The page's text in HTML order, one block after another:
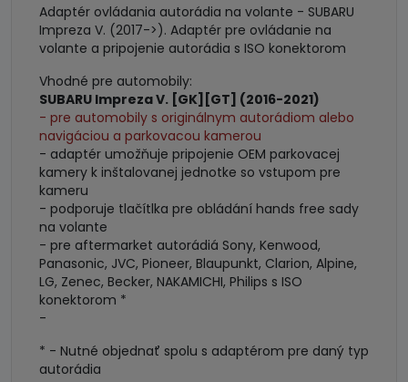
Adaptér ovládania autorádia na volante - SUBARU
Impreza V. (2017->). Adaptér pre ovládanie na
volante a pripojenie autorádia s ISO konektorom
Vhodné pre automobily:
SUBARU Impreza V. [GK][GT] (2016-2021)
- pre automobily s originálnym autorádiom alebo
navigáciou a parkovacou kamerou
- adaptér umožňuje pripojenie OEM parkovacej
kamery k inštalovanej jednotke so vstupom pre
kameru
- podporuje tlačítlka pre obládání hands free sady
na volante
- pre aftermarket autorádiá Sony, Kenwood,
Panasonic, JVC, Pioneer, Blaupunkt, Clarion, Alpine,
LG, Zenec, Becker, NAKAMICHI, Philips s ISO
konektorom *
-
* - Nutné objednať spolu s adaptérom pre daný typ
autorádia